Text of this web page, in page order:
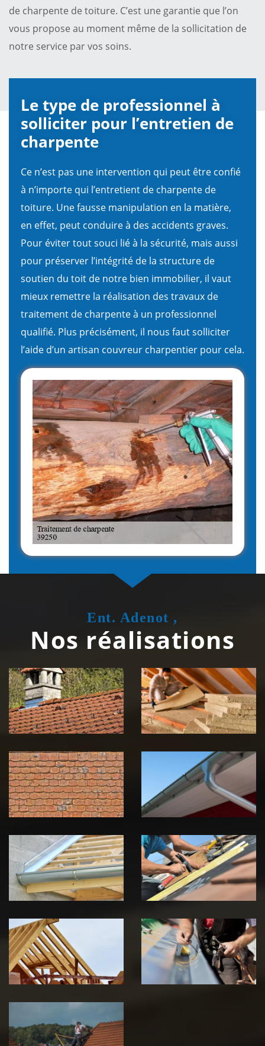
de charpente de toiture. C’est une garantie que l’on
vous propose au moment même de la sollicitation de
notre service par vos soins.
Le type de professionnel à
solliciter pour l’entretien de
charpente
Ce n’est pas une intervention qui peut être confié
à n’importe qui l’entretient de charpente de
toiture. Une fausse manipulation en la matière,
en effet, peut conduire à des accidents graves.
Pour éviter tout souci lié à la sécurité, mais aussi
pour préserver l’intégrité de la structure de
soutien du toit de notre bien immobilier, il vaut
mieux remettre la réalisation des travaux de
traitement de charpente à un professionnel
qualifié. Plus précisément, il nous faut solliciter
l’aide d’un artisan couvreur charpentier pour cela.
Ent. Adenot ,
Nos réalisations
Couvreur
zingueur 39
Jura
Isolation de
toiture 39
Jura
démoussage de
toiture 39
Jura
pose de
gouttière 39
Jura
Pose de
Chéneau 39
Jura
Réparation de
toiture 39
Jura
Traitement de
charpente 39
Jura
Travaux de
zinguerie 39
Jura
Urgence fuite
de toiture 39
Jura